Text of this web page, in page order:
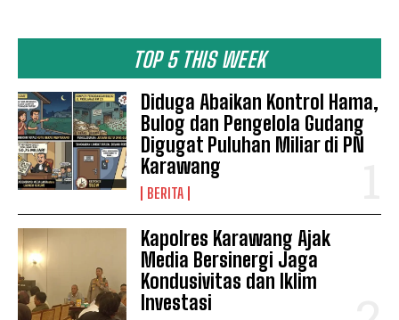
TOP 5 THIS WEEK
Diduga Abaikan Kontrol Hama,
Bulog dan Pengelola Gudang
Digugat Puluhan Miliar di PN
Karawang
BERITA
Kapolres Karawang Ajak
Media Bersinergi Jaga
Kondusivitas dan Iklim
Investasi